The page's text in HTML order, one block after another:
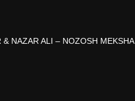
ALI – NOZOSH MEKSHA